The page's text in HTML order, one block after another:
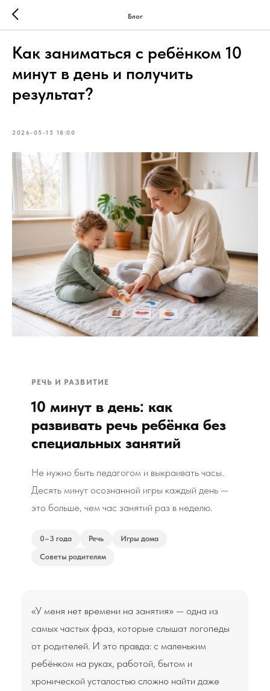
Блог
Как заниматься с ребёнком 10
минут в день и получить
результат?
2026-05-15 18:00
РЕЧЬ И РАЗВИТИЕ
10 минут в день: как
развивать речь ребёнка без
специальных занятий
Не нужно быть педагогом и выкраивать часы.
Десять минут осознанной игры каждый день —
это больше, чем час занятий раз в неделю.
0–3 года Речь
Игры дома
Советы родителям
«У меня нет времени на занятия» — одна из
самых частых фраз, которые слышат логопеды
от родителей. И это правда: с маленьким
ребёнком на руках, работой, бытом и
хронической усталостью сложно найти даже